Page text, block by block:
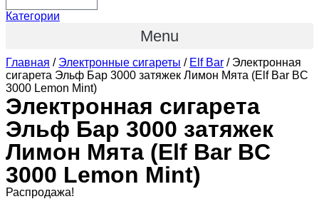
Категории
Menu
Главная / Электронные сигареты / Elf Bar / Электронная
сигарета Эльф Бар 3000 затяжек Лимон Мята (Elf Bar BC
3000 Lemon Mint)
Электронная сигарета
Эльф Бар 3000 затяжек
Лимон Мята (Elf Bar BC
3000 Lemon Mint)
Распродажа!